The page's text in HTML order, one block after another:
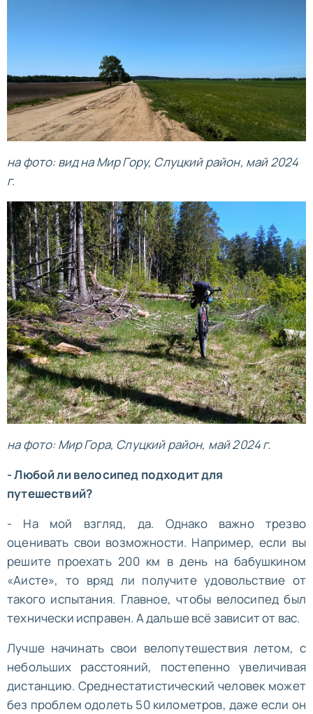
на фото: вид на Мир Гору, Слуцкий район, май 2024
г.
на фото: Мир Гора, Слуцкий район, май 2024 г.
- Любой ли велосипед подходит для
путешествий?
- На мой взгляд, да. Однако важно трезво
оценивать свои возможности. Например, если вы
решите проехать 200 км в день на бабушкином
«Аисте», то вряд ли получите удовольствие от
такого испытания. Главное, чтобы велосипед был
технически исправен. А дальше всё зависит от вас.
Лучше начинать свои велопутешествия летом, с
небольших расстояний, постепенно увеличивая
дистанцию. Среднестатистический человек может
без проблем одолеть 50 километров, даже если он